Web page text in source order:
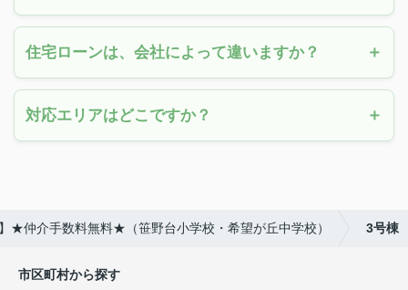
住宅ローンは、会社によって違いますか？
対応エリアはどこですか？
★仲介手数料無料★（笹野台小学校・希望が丘中学校） 3号棟
市区町村から探す